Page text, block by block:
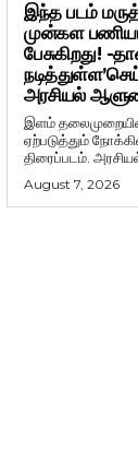
இந்த படம்
முன்கள
பேசுகிறது! -
அரசியல்
இளம்
ஏற்படுத்தும்
திரைப்படம்.
August 7, 2026